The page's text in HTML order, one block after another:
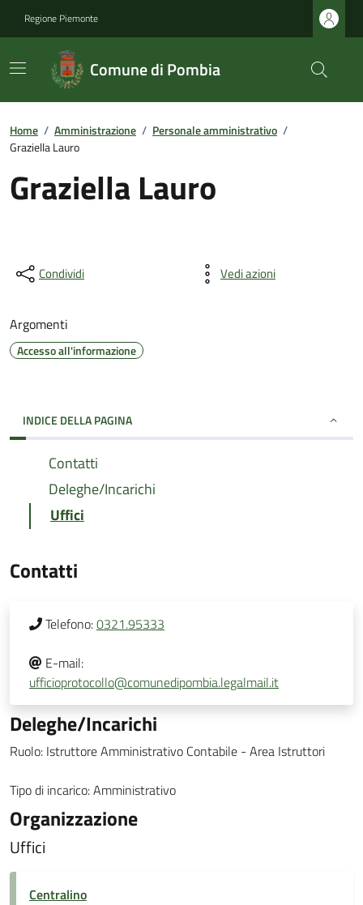
Regione Piemonte
Comune di Pombia
Home / Amministrazione / Personale amministrativo /
Graziella Lauro
Graziella Lauro
Condividi Vedi azioni
Argomenti
Accesso all'informazione
INDICE DELLA PAGINA
Contatti
Deleghe/Incarichi
Uffici
Contatti
Telefono:0321.95333
E-mail:
ufficioprotocollo@comunedipombia.legalmail.it
Deleghe/Incarichi
Ruolo: Istruttore Amministrativo Contabile - Area Istruttori
Tipo di incarico: Amministrativo
Organizzazione
Uffici
Centralino